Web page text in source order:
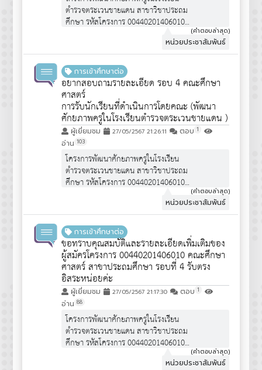
ตำรวจตระเวนชายแดน สาขาวิชาประถม
ศึกษา รหัสโครงการ 00440201406010
https://www.edu.cmu.ac.th/assets/pdf/qpot/
เป็นโครงการพิเศษ """ไม่ได้เปิดรับสมัคร
นักเรียน ม.6 ทั่วไป""" จึงไม่ได้มีการ
ประชาสัมพันธ์ครับ
(คำตอบล่าสุด)
หน่วยประชาสัมพันธ์
การเข้าศึกษาต่อ
อยากสอบถามรายละเอียด รอบ 4 คณะศึกษา
ศาสตร์
การรับนักเรียนที่ดำเนินการโดยคณะ (พัฒนา
ศักยภาพครูในโรงเรียนตำรวจตระเวนชายแดน )
ผู้เยี่ยมชม 27/05/2567 21:26:11 ตอบ 1
อ่าน 103
โครงการพัฒนาศักยภาพครูในโรงเรียน
ตำรวจตระเวนชายแดน สาขาวิชาประถม
ศึกษา รหัสโครงการ 00440201406010
https://www.edu.cmu.ac.th/assets/pdf/qpot/
เป็นโครงการพิเศษ """ไม่ได้เปิดรับสมัคร
นักเรียน ม.6 ทั่วไป""" จึงไม่ได้มีการ
ประชาสัมพันธ์ครับ
(คำตอบล่าสุด)
หน่วยประชาสัมพันธ์
การเข้าศึกษาต่อ
ขอทราบคุณสมบัติและรายละเอียดเพิ่มเติมของ
ผู้สมัครโครงการ 00440201406010 คณะศึกษา
ศาสตร์ สาขาประถมศึกษา รอบที่ 4 รับตรง
อิสระหน่อยค่ะ
ผู้เยี่ยมชม 27/05/2567 21:17:30 ตอบ 1
อ่าน 88
โครงการพัฒนาศักยภาพครูในโรงเรียน
ตำรวจตระเวนชายแดน สาขาวิชาประถม
ศึกษา รหัสโครงการ 00440201406010
(คำตอบล่าสุด)
หน่วยประชาสัมพันธ์